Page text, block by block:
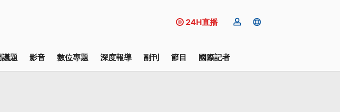
24H直播
題 影音 數位專題 深度報導 副刊 節目 國際記者